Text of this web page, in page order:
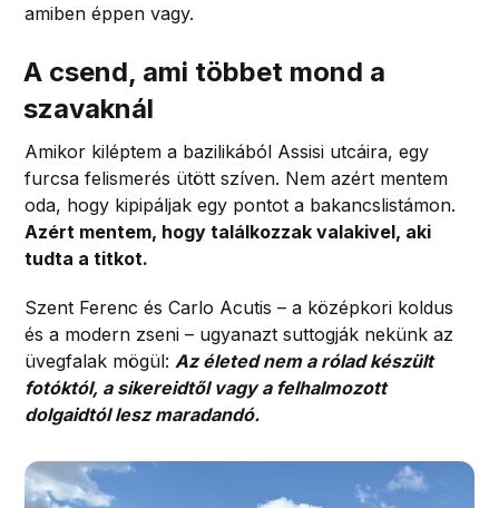
amiben éppen vagy.
A csend, ami többet mond a
szavaknál
Amikor kiléptem a bazilikából Assisi utcáira, egy
furcsa felismerés ütött szíven. Nem azért mentem
oda, hogy kipipáljak egy pontot a bakancslistámon.
Azért mentem, hogy találkozzak valakivel, aki
tudta a titkot.
Szent Ferenc és Carlo Acutis – a középkori koldus
és a modern zseni – ugyanazt suttogják nekünk az
üvegfalak mögül:Az életed nem a rólad készült
fotóktól, a sikereidtől vagy a felhalmozott
dolgaidtól lesz maradandó.